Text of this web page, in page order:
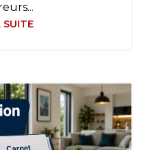
SUITE